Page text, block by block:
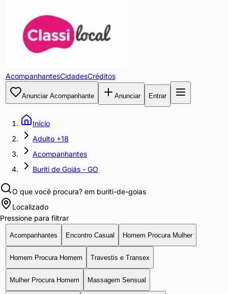
AcompanhantesCidadesCréditos
Anunciar Acompanhante Anunciar Entrar
Início
Adulto +18
Acompanhantes
Buriti de Goiás - GO
O que você procura? em buriti-de-goias
Localizado
Pressione para filtrar
Acompanhantes Encontro Casual Homem Procura Mulher
Homem Procura Homem Travestis e Transex
Mulher Procura Homem Massagem Sensual